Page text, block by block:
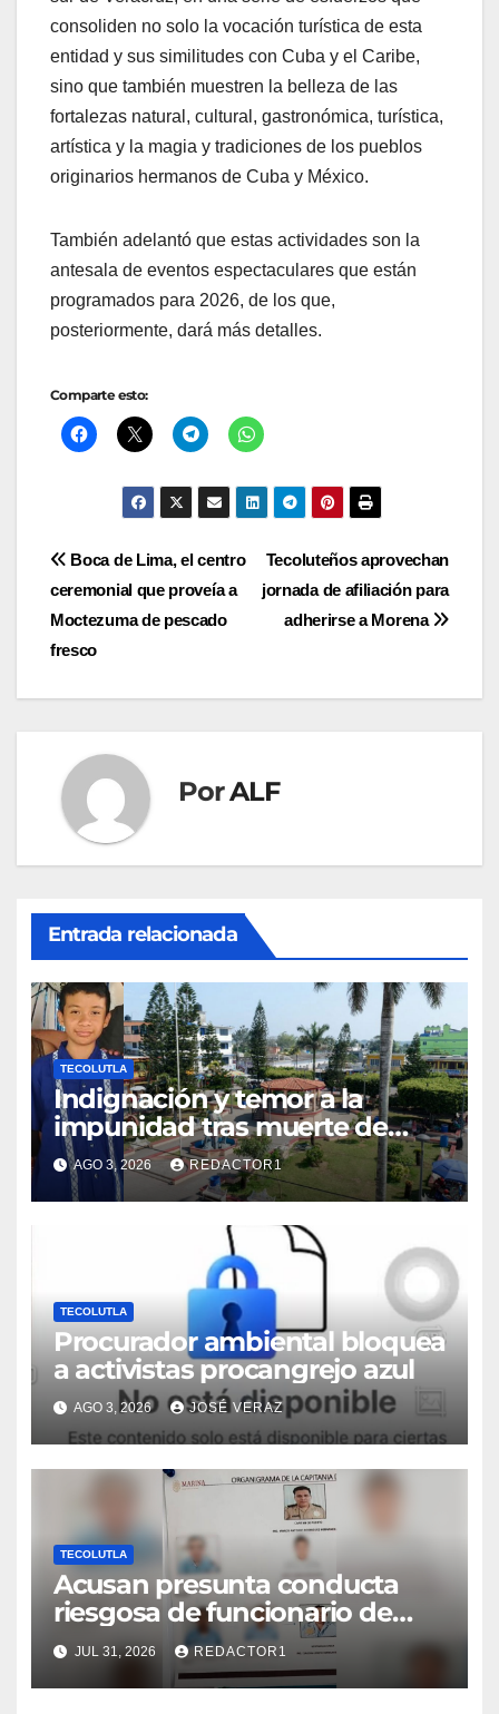
consoliden no solo la vocación turística de esta
entidad y sus similitudes con Cuba y el Caribe,
sino que también muestren la belleza de las
fortalezas natural, cultural, gastronómica, turística,
artística y la magia y tradiciones de los pueblos
originarios hermanos de Cuba y México.
También adelantó que estas actividades son la
antesala de eventos espectaculares que están
programados para 2026, de los que,
posteriormente, dará más detalles.
Comparte esto:
Navegación
de
entradas
Tecoluteños aprovechan
jornada de afiliación para
adherirse a Morena
Boca de Lima, el centro
ceremonial que proveía a
Moctezuma de pescado
fresco
PorALF
Entrada relacionada
TECOLUTLA
Indignación y temor a la
impunidad tras muerte de
adolescente atropellado en
Tecolutla
AGO 3, 2026 REDACTOR1
TECOLUTLA
Procurador ambiental bloquea
a activistas procangrejo azul
AGO 3, 2026 JOSÉ VERAZ
TECOLUTLA
Acusan presunta conducta
riesgosa de funcionario de
Capitanía de Puerto durante
ensayo de comparsa en
Tecolutla
JUL 31, 2026 REDACTOR1